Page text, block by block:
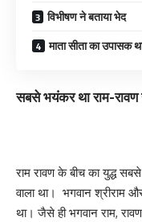
विभीषण ने बताया भेद
माता सीता का उपासक
सबसे भयंकर था राम-रावण
राम रावण के बीच का युद्ध
वाला था। भगवान श्रीराम
था। जैसे ही भगवान राम,